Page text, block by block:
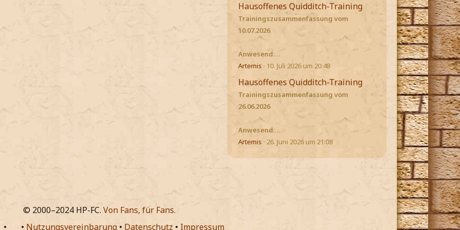
Hausoffenes Quidditch-Training
Trainingszusammenfassung vom
10.07.2026
Anwesend:…
Artemis
10. Juli 2026 um 20:48
Hausoffenes Quidditch-Training
Trainingszusammenfassung vom
26.06.2026
Anwesend:…
Artemis
26. Juni 2026 um 21:08
© 2000–2024 HP-FC. Von Fans, für Fans.
•
• Nutzungsvereinbarung • Datenschutz • Impressum